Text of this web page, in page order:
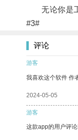
无论你是工
#3#
评论
游客
我喜欢这个软件 作
2024-05-05
游客
这款app的用户评